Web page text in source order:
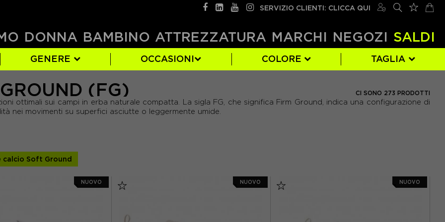
SERVIZIO CLIENTI: CLICCA QUI
DONNA BAMBINO ATTREZZATURA MARCHI NEGOZI SALDI
GENERE OCCASIONI COLORE TAGLIA
(2) NIKE
AZZURRO
GIALLO(21) GRIGIO(6)
EUR 22
EUR 28(4) EUR 29(4)
EUR 44 EUR 45
(FG) CI SONO 273 PRODOTTI
ottimali sui campi in erba naturale compatta. La sigla FG, che significa Firm Ground
, indica una configurazione di
nei movimenti su superfici asciutte o leggermente umide.
calcio Soft Ground
NUOVO NUOVO NUOVO